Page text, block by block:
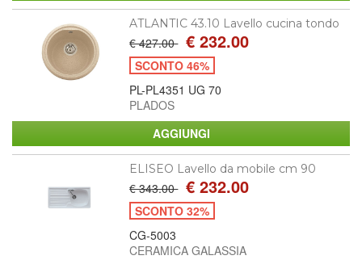
ATLANTIC 43.10 Lavello cucina tondo
€ 427.00 € 232.00
SCONTO 46%
PL-PL4351 UG 70
PLADOS
ELISEO Lavello da mobile cm 90
€ 343.00 € 232.00
SCONTO 32%
CG-5003
CERAMICA GALASSIA